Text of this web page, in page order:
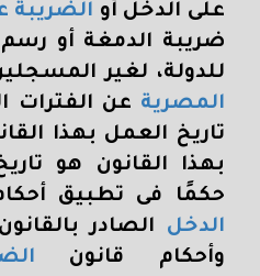
على الدخل أو الضريبة
ضريبة الدمغة أو رسم
للدولة، لغير
المصرية عن الفترات
تاريخ العمل بهذا
بهذا القانون هو
حكمًا فى تطبيق
الدخل الصادر
وأحكام قانون